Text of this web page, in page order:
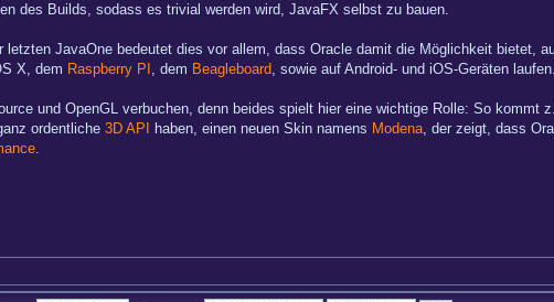
des Builds, sodass es trivial werden wird, JavaFX selbst zu bauen.
letzten JavaOne bedeutet dies vor allem, dass Oracle damit die Möglichkeit bietet,
X, dem Raspberry PI , dem Beagleboard, sowie auf Android- und iOS-Geräten laufen.
und OpenGL verbuchen, denn beides spielt hier eine wichtige Rolle: So kommt
ordentliche 3D API haben, einen neuen Skin namens Modena, der zeigt, dass
.